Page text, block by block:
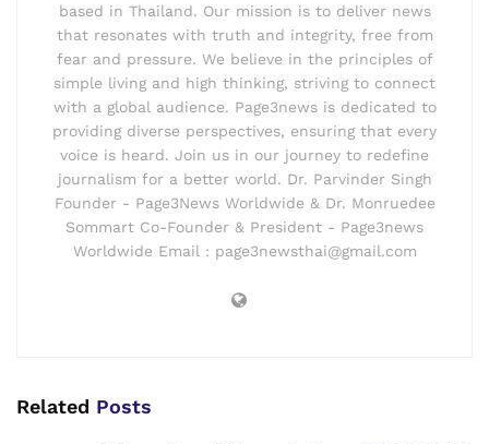
based in Thailand. Our mission is to deliver news
that resonates with truth and integrity, free from
fear and pressure. We believe in the principles of
simple living and high thinking, striving to connect
with a global audience. Page3news is dedicated to
providing diverse perspectives, ensuring that every
voice is heard. Join us in our journey to redefine
journalism for a better world. Dr. Parvinder Singh
Founder - Page3News Worldwide & Dr. Monruedee
Sommart Co-Founder & President - Page3news
Worldwide Email : page3newsthai@gmail.com
Related Posts